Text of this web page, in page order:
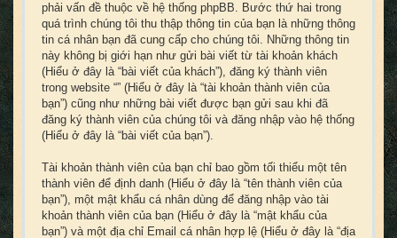
phải vấn đề thuộc về hệ thống phpBB. Bước thứ hai trong
quá trình chúng tôi thu thập thông tin của bạn là những thông
tin cá nhân bạn đã cung cấp cho chúng tôi. Những thông tin
này không bị giới hạn như gửi bài viết từ tài khoản khách
(Hiểu ở đây là “bài viết của khách”), đăng ký thành viên
trong website “” (Hiểu ở đây là “tài khoản thành viên của
bạn”) cũng như những bài viết được bạn gửi sau khi đã
đăng ký thành viên của chúng tôi và đăng nhập vào hệ thống
(Hiểu ở đây là “bài viết của bạn”).
Tài khoản thành viên của bạn chỉ bao gồm tối thiểu một tên
thành viên để định danh (Hiểu ở đây là “tên thành viên của
bạn”), một mật khẩu cá nhân dùng để đăng nhập vào tài
khoản thành viên của bạn (Hiểu ở đây là “mật khẩu của
bạn”) và một địa chỉ Email cá nhân hợp lệ (Hiểu ở đây là “địa